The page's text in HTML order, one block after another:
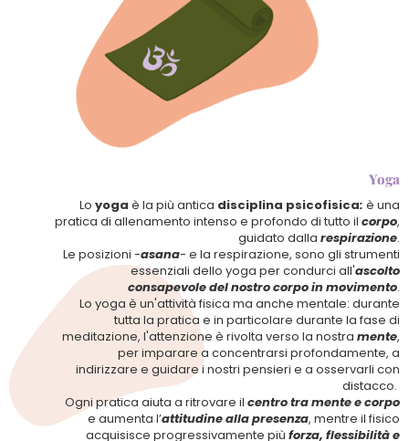
Yoga
Lo yoga è la più antica disciplina psicofisica: è una
pratica di allenamento intenso e profondo di tutto il corpo,
guidato dalla respirazione.
Le posizioni -asana- e la respirazione, sono gli strumenti
essenziali dello yoga per condurci all'ascolto
consapevole del nostro corpo in movimento.
Lo yoga è un'attività fisica ma anche mentale: durante
tutta la pratica e in particolare durante la fase di
meditazione, l'attenzione è rivolta verso la nostra mente,
per imparare a concentrarsi profondamente, a
indirizzare e guidare i nostri pensieri e a osservarli con
distacco.
Ogni pratica aiuta a ritrovare il centro tra mente e corpo
e aumenta l’attitudine alla presenza, mentre il fisico
acquisisce progressivamente più forza, flessibilità e